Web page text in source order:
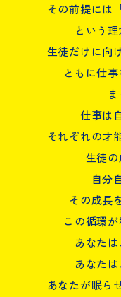
非常勤講師 /
四谷学院ってど
福利厚生・各種手当
才能を開花させる
コーポレートサイ
その前提には
という
生徒だけに向
ともに仕
仕事は
それぞれの才
生徒の
自分
その成長
この循環
あなたは
あなたは
あなたが眠ら